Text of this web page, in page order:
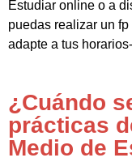
Estudiar online o a
puedas realizar un
adapte a tus horarios-
¿Cuándo
prácticas
Medio de